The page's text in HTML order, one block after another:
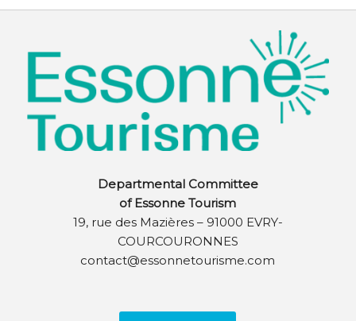
Departmental Committee
of Essonne Tourism
19, rue des Mazières – 91000 EVRY-
COURCOURONNES
contact@essonnetourisme.com